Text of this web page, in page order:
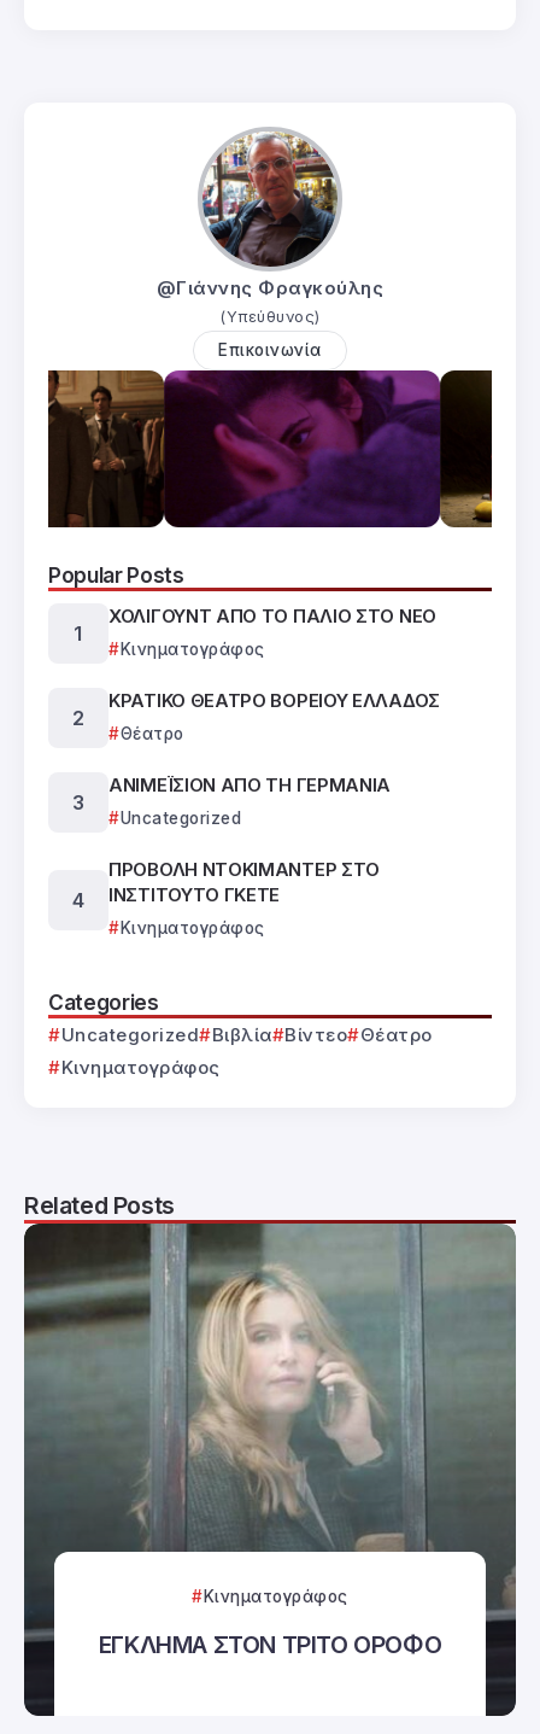
@Γιάννης Φραγκούλης
(Υπεύθυνος)
Επικοινωνία
Popular Posts
ΧΟΛΙΓΟΥΝΤ ΑΠΟ ΤΟ ΠΑΛΙΟ ΣΤΟ ΝΕΟ
Κινηματογράφος
ΚΡΑΤΙΚΟ ΘΕΑΤΡΟ ΒΟΡΕΙΟΥ ΕΛΛΑΔΟΣ
Θέατρο
ΑΝΙΜΕΪΣΙΟΝ ΑΠΟ ΤΗ ΓΕΡΜΑΝΙΑ
Uncategorized
ΠΡΟΒΟΛΗ ΝΤΟΚΙΜΑΝΤΕΡ ΣΤΟ
ΙΝΣΤΙΤΟΥΤΟ ΓΚΕΤΕ
Κινηματογράφος
Categories
Uncategorized Βιβλία Βίντεο
Θέατρο
Κινηματογράφος
Related Posts
Κινηματογράφος
ΕΓΚΛΗΜΑ ΣΤΟΝ ΤΡΙΤΟ ΟΡΟΦΟ